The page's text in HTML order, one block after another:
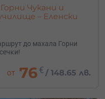
Чукани и
– Еленски
до махала Горни
от 76€ /148.65 лв.